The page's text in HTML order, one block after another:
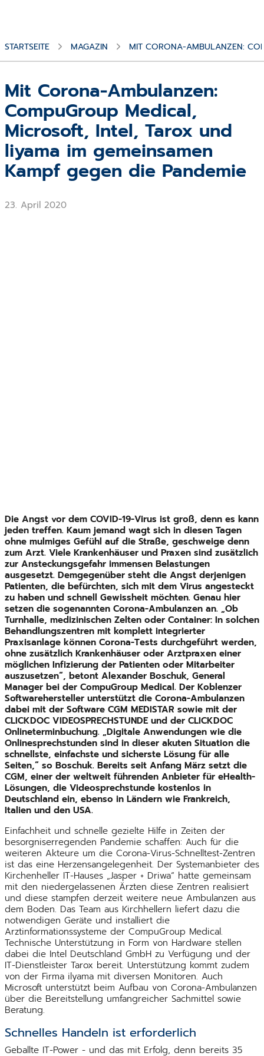
STARTSEITE MAGAZIN MIT CORONA-AMBULANZEN:
Mit Corona-Ambulanzen:
CompuGroup Medical,
Microsoft, Intel, Tarox und
liyama im gemeinsamen
Kampf gegen die Pandemie
23. April 2020
Die Angst vor dem COVID-19-Virus ist groß, denn es kann
jeden treffen. Kaum jemand wagt sich in diesen Tagen
ohne mulmiges Gefühl auf die Straße, geschweige denn
zum Arzt. Viele Krankenhäuser und Praxen sind zusätzlich
zur Ansteckungsgefahr immensen Belastungen
ausgesetzt. Demgegenüber steht die Angst derjenigen
Patienten, die befürchten, sich mit dem Virus angesteckt
zu haben und schnell Gewissheit möchten. Genau hier
setzen die sogenannten Corona-Ambulanzen an. „Ob
Turnhalle, medizinischen Zelten oder Container: In solchen
Behandlungszentren mit komplett integrierter
Praxisanlage können Corona-Tests durchgeführt werden,
ohne zusätzlich Krankenhäuser oder Arztpraxen einer
möglichen Infizierung der Patienten oder Mitarbeiter
auszusetzen“, betont Alexander Boschuk, General
Manager bei der CompuGroup Medical. Der Koblenzer
Softwarehersteller unterstützt die Corona-Ambulanzen
dabei mit der Software CGM MEDISTAR sowie mit der
CLICKDOC VIDEOSPRECHSTUNDE und der CLICKDOC
Onlineterminbuchung. „Digitale Anwendungen wie die
Onlinesprechstunden sind in dieser akuten Situation die
schnellste, einfachste und sicherste Lösung für alle
Seiten,“ so Boschuk. Bereits seit Anfang März setzt die
CGM, einer der weltweit führenden Anbieter für eHealth-
Lösungen, die Videosprechstunde kostenlos in
Deutschland ein, ebenso in Ländern wie Frankreich,
Italien und den USA.
Einfachheit und schnelle gezielte Hilfe in Zeiten der
besorgniserregenden Pandemie schaffen: Auch für die
weiteren Akteure um die Corona-Virus-Schnelltest-Zentren
ist das eine Herzensangelegenheit. Der Systemanbieter des
Kirchenheller IT-Hauses „Jasper + Driwa“ hatte gemeinsam
mit den niedergelassenen Ärzten diese Zentren realisiert
und diese stampfen derzeit weitere neue Ambulanzen aus
dem Boden. Das Team aus Kirchhellern liefert dazu die
notwendigen Geräte und installiert die
Arztinformationssysteme der CompuGroup Medical.
Technische Unterstützung in Form von Hardware stellen
dabei die Intel Deutschland GmbH zu Verfügung und der
IT-Dienstleister Tarox bereit. Unterstützung kommt zudem
von der Firma ilyama mit diversen Monitoren. Auch
Microsoft unterstützt beim Aufbau von Corona-Ambulanzen
über die Bereitstellung umfangreicher Sachmittel sowie
Beratung.
Schnelles Handeln ist erforderlich
Geballte IT-Power - und das mit Erfolg, denn bereits 35